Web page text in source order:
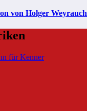
von Holger Weyrauch
für Kenner